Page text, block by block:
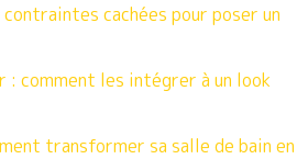
cachées pour poser un
: comment les intégrer à un look
transformer sa salle de bain en